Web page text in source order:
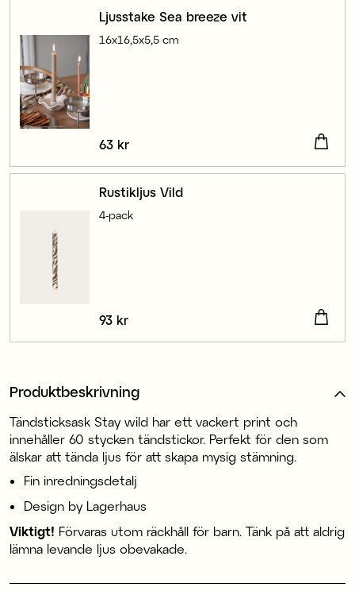
Ljusstake Sea breeze vit
16x16,5x5,5 cm
Pris:63 kr
63 kr
Rustikljus Vild
4-pack
Pris:
93 kr
Produktbeskrivning
Tändsticksask Stay wild har ett vackert print och
innehåller 60 stycken tändstickor. Perfekt för den som
älskar att tända ljus för att skapa mysig stämning.
Fin inredningsdetalj
Design by Lagerhaus
Viktigt! Förvaras utom räckhåll för barn. Tänk på att aldrig
lämna levande ljus obevakade.